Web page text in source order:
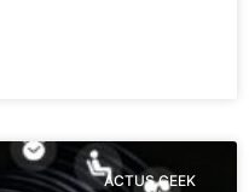
ACTUS GEEK